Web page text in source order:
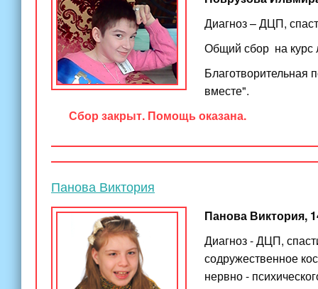
Диагноз – ДЦП,
Общий сбор на курс
вместе".
Сбор закрыт. Помощь оказана.
Панова Виктория
Панова Виктория,
Диагноз - ДЦП,
содружественное
нервно -